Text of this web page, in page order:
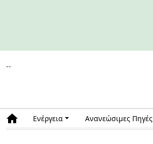
--
Ενέργεια Ανανεώσιμες Πηγές